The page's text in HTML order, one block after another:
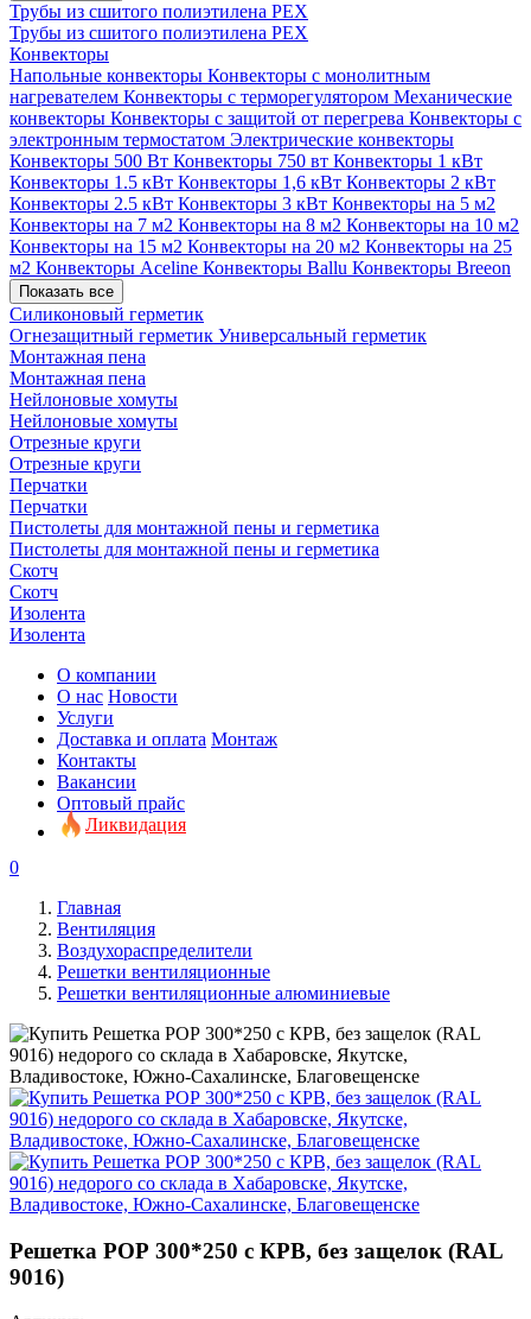
Трубы из сшитого полиэтилена PEX
Трубы из сшитого полиэтилена PEX
Конвекторы
Напольные конвекторы Конвекторы с монолитным
нагревателем Конвекторы с терморегулятором Механические
конвекторы Конвекторы с защитой от перегрева Конвекторы с
электронным термостатом Электрические конвекторы
Конвекторы 500 Вт Конвекторы 750 вт Конвекторы 1 кВт
Конвекторы 1.5 кВт Конвекторы 1,6 кВт Конвекторы 2 кВт
Конвекторы 2.5 кВт Конвекторы 3 кВт Конвекторы на 5 м2
Конвекторы на 7 м2 Конвекторы на 8 м2 Конвекторы на 10 м2
Конвекторы на 15 м2 Конвекторы на 20 м2 Конвекторы на 25
м2 Конвекторы Aceline Конвекторы Ballu Конвекторы Breeon
Показать все
Силиконовый герметик
Огнезащитный герметик Универсальный герметик
Монтажная пена
Монтажная пена
Нейлоновые хомуты
Нейлоновые хомуты
Отрезные круги
Отрезные круги
Перчатки
Перчатки
Пистолеты для монтажной пены и герметика
Пистолеты для монтажной пены и герметика
Скотч
Скотч
Изолента
Изолента
О компании
О нас Новости
Услуги
Доставка и оплата Монтаж
Контакты
Вакансии
Оптовый прайс
Ликвидация
0
Главная
Вентиляция
Воздухораспределители
Решетки вентиляционные
Решетки вентиляционные алюминиевые
Решетка РОР 300*250 с КРВ, без защелок (RAL
9016)